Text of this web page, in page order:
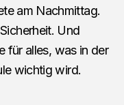
am Nachmittag.
Und
für alles, was in der
wichtig wird.